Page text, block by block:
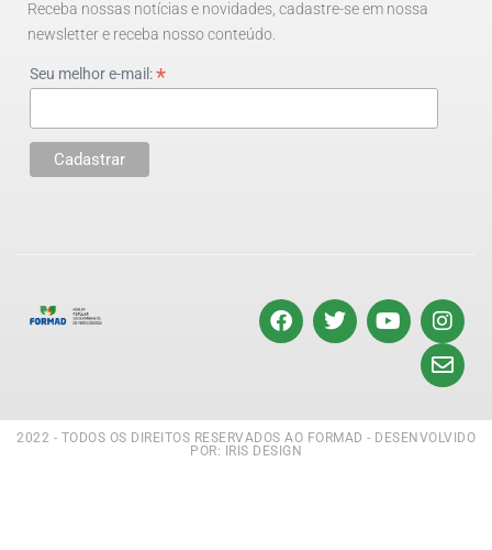
Receba nossas notícias e novidades, cadastre-se em nossa
newsletter e receba nosso conteúdo.
Seu melhor e-mail:*
2022 - TODOS OS DIREITOS RESERVADOS AO FORMAD - DESENVOLVIDO
POR: IRIS DESIGN